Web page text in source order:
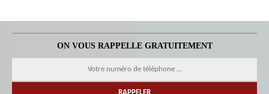
ON VOUS RAPPELLE GRATUITEMENT